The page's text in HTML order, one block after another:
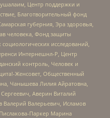
Центр поддержки и
Благотворительный фонд
губерния, Эра здоровья,
человека, Фонд защиты
исследований,
Интернешнл-Р, Центр
контроль, Человек и
Женсовет, Общественный
Чанышева Лилия Айратовна,
Аверин Виталий
Валерьевич, Исламов
Паркер Марина